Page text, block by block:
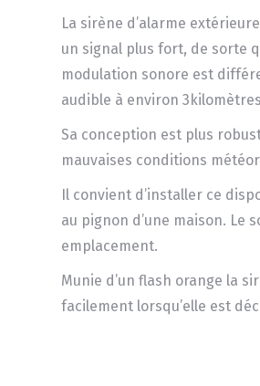
La sirène d’alarme
un signal plus fort, de sorte
modulation sonore est
audible à environ
Sa conception est plus
mauvaises conditions
Il convient d’installer ce
au pignon d’une maison. Le
emplacement.
Munie d’un flash orange la
facilement lorsqu’elle est